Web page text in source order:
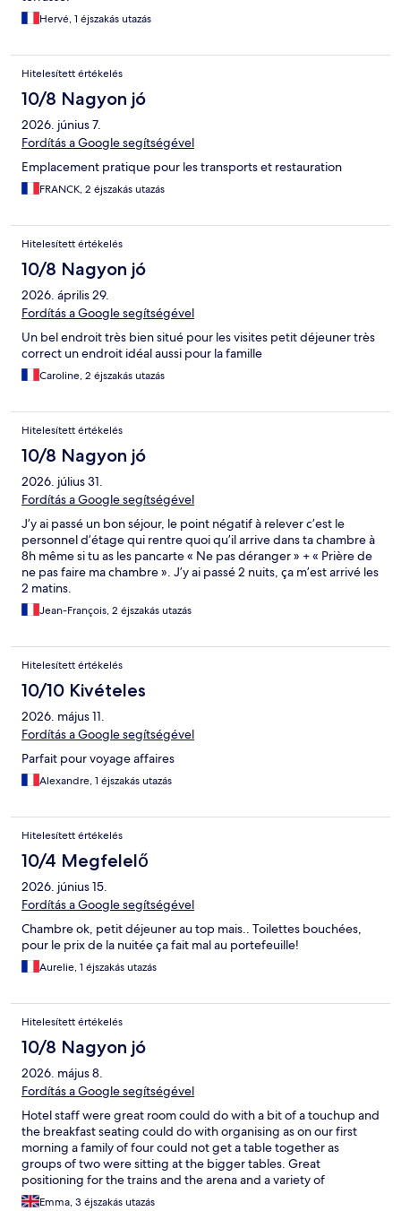
Hervé, 1 éjszakás utazás
Hitelesített értékelés
10/8 Nagyon jó
2026. június 7.
Fordítás a Google segítségével
Emplacement pratique pour les transports et restauration
FRANCK, 2 éjszakás utazás
Hitelesített értékelés
10/8 Nagyon jó
2026. április 29.
Fordítás a Google segítségével
Un bel endroit très bien situé pour les visites petit déjeuner très
correct un endroit idéal aussi pour la famille
Caroline, 2 éjszakás utazás
Hitelesített értékelés
10/8 Nagyon jó
2026. július 31.
Fordítás a Google segítségével
J’y ai passé un bon séjour, le point négatif à relever c’est le
personnel d’étage qui rentre quoi qu’il arrive dans ta chambre à
8h même si tu as les pancarte « Ne pas déranger » + « Prière de
ne pas faire ma chambre ». J’y ai passé 2 nuits, ça m’est arrivé les
2 matins.
Jean-François, 2 éjszakás utazás
Hitelesített értékelés
10/10 Kivételes
2026. május 11.
Fordítás a Google segítségével
Parfait pour voyage affaires
Alexandre, 1 éjszakás utazás
Hitelesített értékelés
10/4 Megfelelő
2026. június 15.
Fordítás a Google segítségével
Chambre ok, petit déjeuner au top mais.. Toilettes bouchées,
pour le prix de la nuitée ça fait mal au portefeuille!
Aurelie, 1 éjszakás utazás
Hitelesített értékelés
10/8 Nagyon jó
2026. május 8.
Fordítás a Google segítségével
Hotel staff were great room could do with a bit of a touchup and
the breakfast seating could do with organising as on our first
morning a family of four could not get a table together as
groups of two were sitting at the bigger tables. Great
positioning for the trains and the arena and a variety of
restaurants around.
Emma, 3 éjszakás utazás